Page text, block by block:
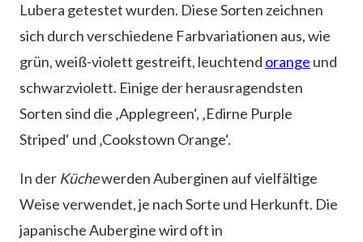
Lubera getestet wurden. Diese Sorten zeichnen
sich durch verschiedene Farbvariationen aus, wie
grün, weiß-violett gestreift, leuchtend orange und
schwarzviolett. Einige der herausragendsten
Sorten sind die ‚Applegreen‘, ‚Edirne Purple
Striped‘ und ‚Cookstown Orange‘.
In der Küchewerden Auberginen auf vielfältige
Weise verwendet, je nach Sorte und Herkunft. Die
japanische Aubergine wird oft in